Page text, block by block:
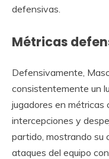
defensivas.
Métricas
Defensivamente,
consistentemente un
jugadores en métricas
intercepciones y
partido, mostrando su
ataques del equipo